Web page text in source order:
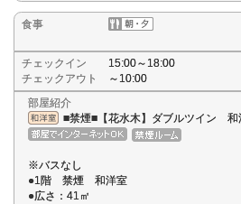
食事
チェックイン
15:00～18:00
チェックアウト
～10:00
部屋紹介
■禁煙■【花水木】ダブルツイン 和
※バスなし
●1階 禁煙 和洋室
●広さ：41㎡